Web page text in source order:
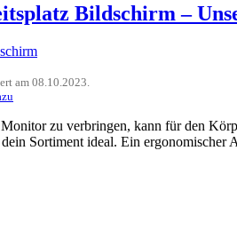
Bildschirm –
am 08.10.2023
zu verbringen, kann für den
Sortiment ideal. Ein ergonomischer